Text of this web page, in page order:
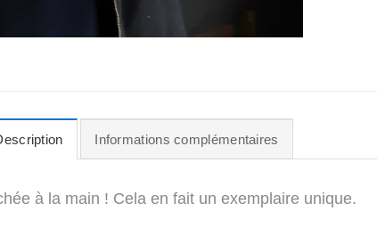
Informations complémentaires
à la main ! Cela en fait un exemplaire unique.